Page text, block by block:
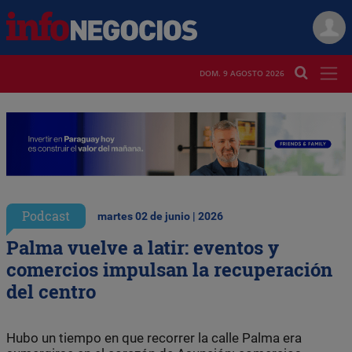
DOM. 9 AGOSTO 2026
Podcast martes 02 de junio | 2026
Palma vuelve a latir: eventos y
comercios impulsan la recuperación
del centro
Hubo un tiempo en que recorrer la calle Palma era